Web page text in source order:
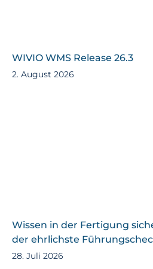
WIVIO WMS Release 26.3
2. August 2026
Wissen in der Fertigung
der ehrlichste
28. Juli 2026